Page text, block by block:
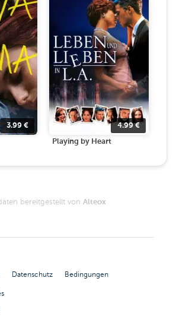
3.99 € 4.99€
Playing by Heart
bereitgestellt von Alteox
Datenschutz Bedingungen